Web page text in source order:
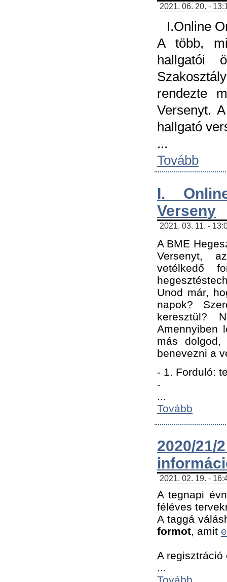
2021. 06. 20. -
I.Online
A több,
hallgatói
rendezte
Versenyt.
hallgató
...
Tovább
I.
Verseny
2021. 03. 11. -
A BME
Versenyt,
vetélkedő
Unod már,
napok?
keresztül?
Amennyiben
más
benevezni a
- 1. Forduló:
-
...
Tovább
2020/
2021. 02. 19. -
A tegnapi
féléves
A taggá
formot, amit
A
...